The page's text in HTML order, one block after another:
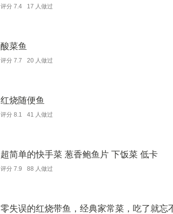
评分 7.4 17 人做过
酸菜鱼
评分 7.7 20 人做过
红烧随便鱼
评分 8.1 41 人做过
超简单的快手菜 葱香鲍鱼片 下饭菜 低卡
评分 7.9 88 人做过
零失误的红烧带鱼，经典家常菜，吃了就忘